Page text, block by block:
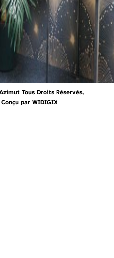
Tous Droits Réservés,
Conçu par WIDIGIX